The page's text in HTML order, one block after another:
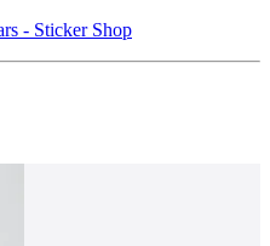
- Sticker Shop